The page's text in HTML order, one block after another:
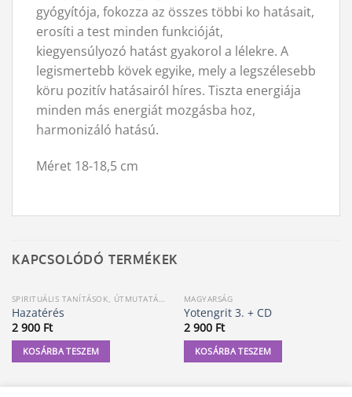
gyógyítója, fokozza az összes többi ko hatásait,
erosíti a test minden funkcióját,
kiegyensúlyozó hatást gyakorol a lélekre. A
legismertebb kövek egyike, mely a legszélesebb
köru pozitív hatásairól híres. Tiszta energiája
minden más energiát mozgásba hoz,
harmonizáló hatású.
Méret 18-18,5 cm
KAPCSOLÓDÓ TERMÉKEK
SPIRITUÁLIS TANÍTÁSOK, ÚTMUTATÁSOK
Hazatérés
2 900 Ft
KOSÁRBA TESZEM
MAGYARSÁG
Yotengrit 3. + CD
2 900 Ft
KOSÁRBA TESZEM